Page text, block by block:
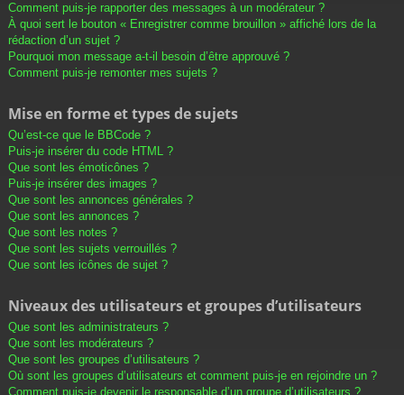
Comment puis-je rapporter des messages à un modérateur ?
À quoi sert le bouton « Enregistrer comme brouillon » affiché lors de la
rédaction d’un sujet ?
Pourquoi mon message a-t-il besoin d’être approuvé ?
Comment puis-je remonter mes sujets ?
Mise en forme et types de sujets
Qu’est-ce que le BBCode ?
Puis-je insérer du code HTML ?
Que sont les émoticônes ?
Puis-je insérer des images ?
Que sont les annonces générales ?
Que sont les annonces ?
Que sont les notes ?
Que sont les sujets verrouillés ?
Que sont les icônes de sujet ?
Niveaux des utilisateurs et groupes d’utilisateurs
Que sont les administrateurs ?
Que sont les modérateurs ?
Que sont les groupes d’utilisateurs ?
Où sont les groupes d’utilisateurs et comment puis-je en rejoindre un ?
Comment puis-je devenir le responsable d’un groupe d’utilisateurs ?